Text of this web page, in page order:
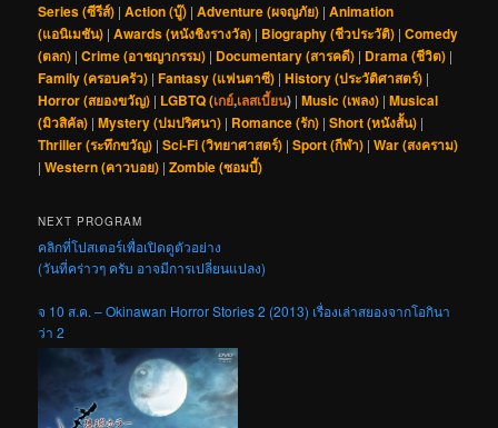
Series (ซีรีส์) |Action (บู๊) |Adventure (ผจญภัย) |Animation
(แอนิเมชัน) |Awards (หนังชิงรางวัล) | Biography (ชีวประวัติ) |Comedy
(ตลก) |Crime (อาชญากรรม) | Documentary (สารคดี) | Drama (ชีวิต) |
Family (ครอบครัว) |Fantasy (แฟนตาซี) |History (ประวัติศาสตร์) |
Horror (สยองขวัญ) | LGBTQ (เกย์,เลสเบี้ยน) |Music (เพลง) |Musical
(มิวสิคัล) |Mystery (ปมปริศนา) | Romance (รัก) |Short (หนังสั้น) |
Thriller (ระทึกขวัญ) |Sci-Fi (วิทยาศาสตร์) |Sport (กีฬา) |War (สงคราม)
|Western (คาวบอย) |Zombie (ซอมบี้)
NEXT PROGRAM
คลิกที่โปสเตอร์เพื่อเปิดดูตัวอย่าง
(วันที่คร่าวๆ ครับ อาจมีการเปลี่ยนแปลง)
จ 10 ส.ค. – Okinawan Horror Stories 2 (2013) เรื่องเล่าสยองจากโอกินา
ว่า 2